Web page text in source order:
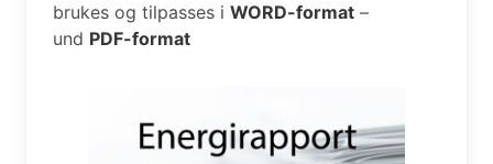
brukes og tilpasses i WORD-format –
und PDF-format